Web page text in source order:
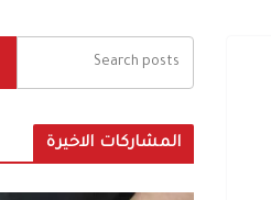
المشاركات الاخيرة